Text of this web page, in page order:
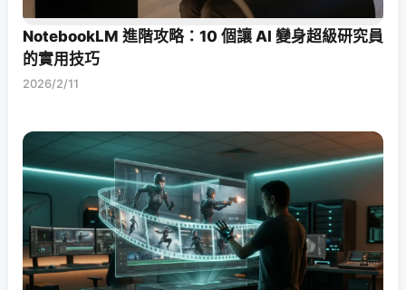
NotebookLM 進階攻略：10 個讓 AI 變身超級研究員
的實用技巧
2026/2/11